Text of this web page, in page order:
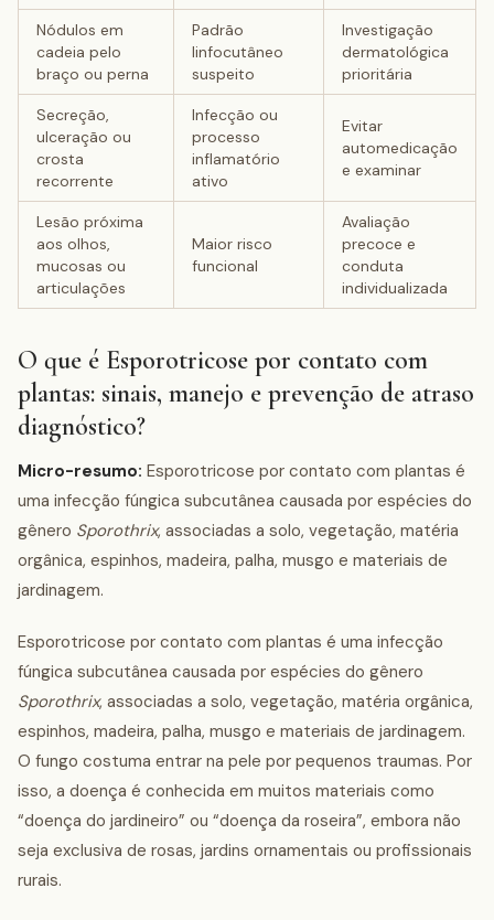
Nódulos em
cadeia pelo
braço ou perna
Padrão
linfocutâneo
suspeito
Investigação
dermatológica
prioritária
Secreção,
ulceração ou
crosta
recorrente
Infecção ou
processo
inflamatório
ativo
Evitar
automedicação
e examinar
Lesão próxima
aos olhos,
mucosas ou
articulações
Maior risco
funcional
Avaliação
precoce e
conduta
individualizada
O que é Esporotricose por contato com
plantas: sinais, manejo e prevenção de atraso
diagnóstico?
Micro-resumo: Esporotricose por contato com plantas é
uma infecção fúngica subcutânea causada por espécies do
gênero Sporothrix, associadas a solo, vegetação, matéria
orgânica, espinhos, madeira, palha, musgo e materiais de
jardinagem.
Esporotricose por contato com plantas é uma infecção
fúngica subcutânea causada por espécies do gênero
Sporothrix, associadas a solo, vegetação, matéria orgânica,
espinhos, madeira, palha, musgo e materiais de jardinagem.
O fungo costuma entrar na pele por pequenos traumas. Por
isso, a doença é conhecida em muitos materiais como
“doença do jardineiro” ou “doença da roseira”, embora não
seja exclusiva de rosas, jardins ornamentais ou profissionais
rurais.